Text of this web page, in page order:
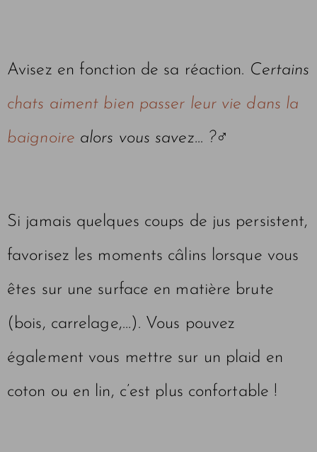
Avisez en fonction de sa réaction. Certains
chats aiment bien passer leur vie dans la
baignoire alors vous savez… ?‍♂️
Si jamais quelques coups de jus persistent,
favorisez les moments câlins lorsque vous
êtes sur une surface en matière brute
(bois, carrelage,…). Vous pouvez
également vous mettre sur un plaid en
coton ou en lin, c’est plus confortable !